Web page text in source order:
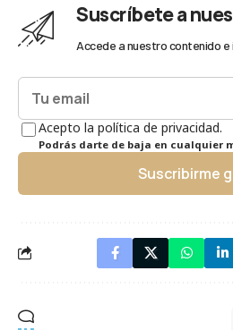
Suscríbete a
Accede a nuestro contenido e
Acepto la política de privacidad.
Podrás darte de baja en cualquier
Suscribirme